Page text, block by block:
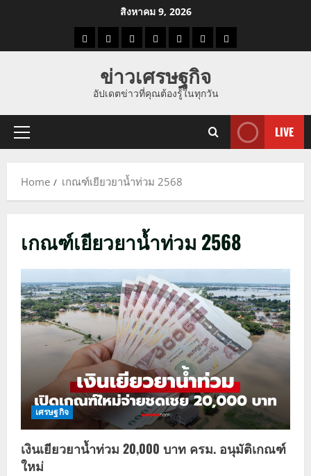
สิงหาคม 9, 2026
ราคาแนว
ราคา
ทอง
ข่าว
นี้
ข่าว
ดูด
ที่
ผู้ชาย
ข่าวเศรษฐกิจ
อัปเดตข่าวที่คุณต้องรู้ในทุกวัน
Primary
LIVE
Home เกณฑ์เยียวยาน้ำท่วม 2568
เกณฑ์เยียวยาน้ำท่วม 2568
เศรษฐกิจ
เงินเยียวยาน้ำท่วม 20,000 บาท ครม. อนุมัติเกณฑ์
ใหม่